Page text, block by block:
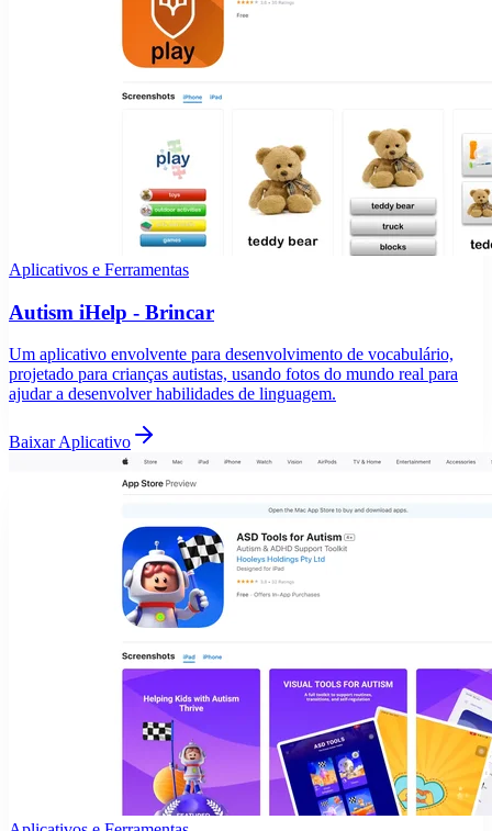
Aplicativos e Ferramentas
Autism iHelp - Brincar
Um aplicativo envolvente para desenvolvimento de vocabulário,
projetado para crianças autistas, usando fotos do mundo real para
ajudar a desenvolver habilidades de linguagem.
Baixar Aplicativo